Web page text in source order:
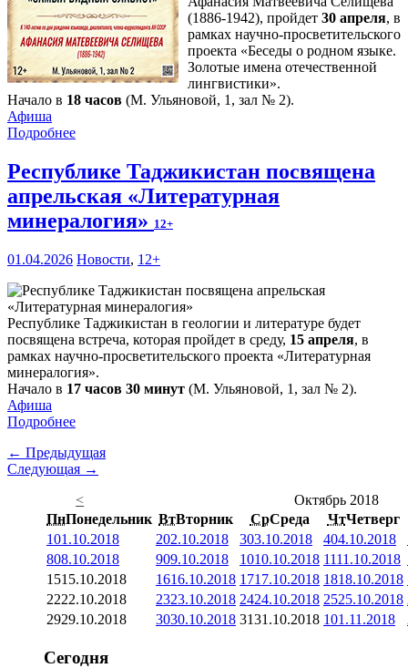
(1886-1942), пройдет 30 апреля, в
рамках научно-просветительского
проекта «Беседы о родном языке.
Золотые имена отечественной
лингвистики».
Начало в 18 часов (М. Ульяновой, 1, зал № 2).
Афиша
Подробнее
Республике Таджикистан посвящена
апрельская «Литературная
минералогия» 12+
01.04.2026 Новости, 12+
Республике Таджикистан в геологии и литературе будет
посвящена встреча, которая пройдет в среду, 15 апреля, в
рамках научно-просветительского проекта «Литературная
минералогия».
Начало в 17 часов 30 минут (М. Ульяновой, 1, зал № 2).
Афиша
Подробнее
← Предыдущая
Следующая →
<
Октябрь 2018
ПнПонедельник ВтВторник СрСреда ЧтЧетверг
101.10.2018 202.10.2018 303.10.2018 404.10.2018
808.10.2018 909.10.2018 1010.10.2018 1111.10.2018
1515.10.2018 1616.10.2018 1717.10.2018 1818.10.2018
2222.10.2018 2323.10.2018 2424.10.2018 2525.10.2018
2929.10.2018 3030.10.2018 3131.10.2018 101.11.2018
Сегодня